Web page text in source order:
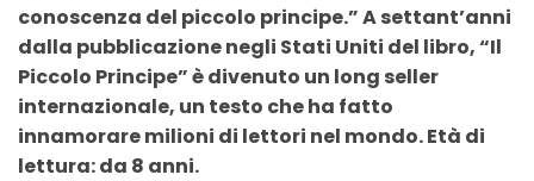
conoscenza del piccolo principe.” A settant’anni
dalla pubblicazione negli Stati Uniti del libro, “Il
Piccolo Principe” è divenuto un long seller
internazionale, un testo che ha fatto
innamorare milioni di lettori nel mondo. Età di
lettura: da 8 anni.